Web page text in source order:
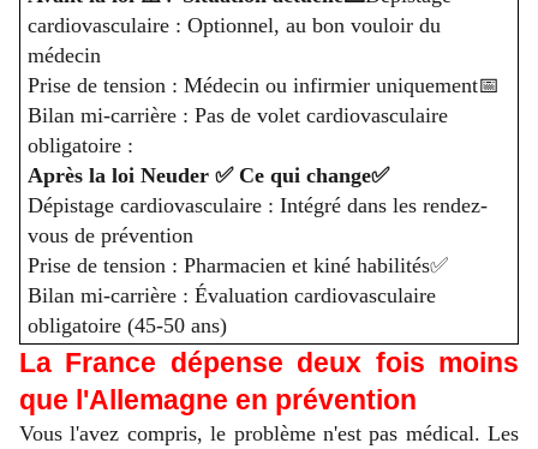
cardiovasculaire : Optionnel, au bon vouloir du
médecin
Prise de tension : Médecin ou infirmier uniquement📅
Bilan mi-carrière : Pas de volet cardiovasculaire
obligatoire :
Après la loi Neuder ✅Ce qui change✅
Dépistage cardiovasculaire : Intégré dans les rendez-
vous de prévention
Prise de tension : Pharmacien et kiné habilités✅
Bilan mi-carrière : Évaluation cardiovasculaire
obligatoire (45-50 ans)
La France dépense deux fois moins
que l'Allemagne en prévention
Vous l'avez compris, le problème n'est pas médical. Les